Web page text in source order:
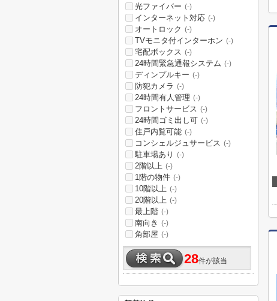
光ファイバー (-)
インターネット対応 (-)
オートロック (-)
TVモニタ付インターホン (-)
宅配ボックス (-)
24時間緊急通報システム (-)
ディンプルキー (-)
防犯カメラ (-)
24時間有人管理 (-)
フロントサービス (-)
24時間ゴミ出し可 (-)
住戸内覧可能 (-)
コンシェルジュサービス (-)
駐車場あり (-)
2階以上 (-)
1階の物件 (-)
10階以上 (-)
20階以上 (-)
最上階 (-)
南向き (-)
角部屋 (-)
28件が該当